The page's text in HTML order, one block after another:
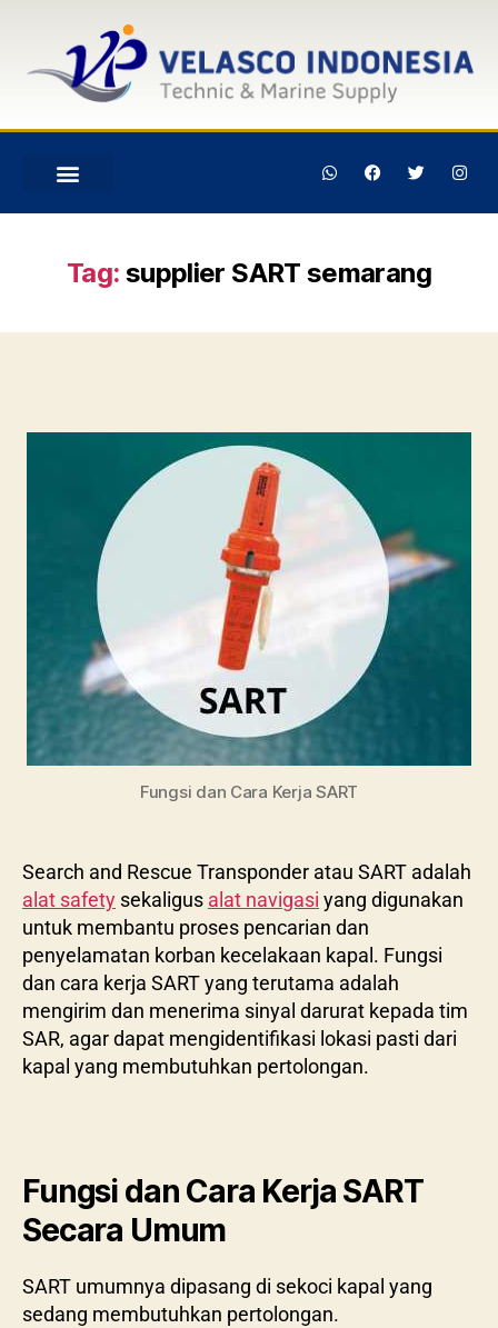
Tag: supplier SART semarang
Fungsi dan Cara Kerja SART
Search and Rescue Transponder atau SART adalah
alat safety sekaligus alat navigasi yang digunakan
untuk membantu proses pencarian dan
penyelamatan korban kecelakaan kapal. Fungsi
dan cara kerja SART yang terutama adalah
mengirim dan menerima sinyal darurat kepada tim
SAR, agar dapat mengidentifikasi lokasi pasti dari
kapal yang membutuhkan pertolongan.
Fungsi dan Cara Kerja SART
Secara Umum
SART umumnya dipasang di sekoci kapal yang
sedang membutuhkan pertolongan.